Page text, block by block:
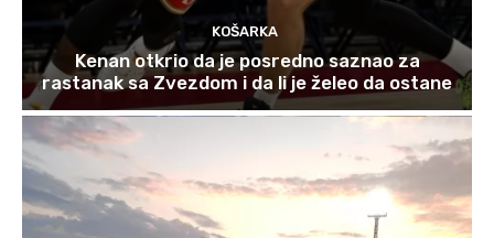
KOŠARKA
Kenan otkrio da je posredno saznao za
rastanak sa Zvezdom i da li je želeo da ostane